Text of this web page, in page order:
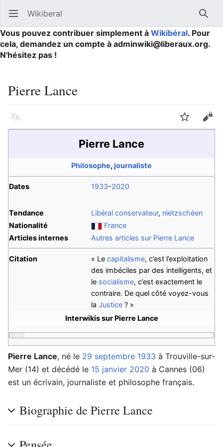
Ouvrir le menu principal Wikiberal
Vous pouvez contribuer simplement à Wikibéral. Pour
cela, demandez un compte à adminwiki@liberaux.org.
N'hésitez pas !
Pierre Lance
Langue Suivre
Pierre Lance
Philosophe, journaliste
Dates 1933-2020
Tendance Libéral conservateur, nietzschéen
Nationalité
France
Articles internes
Autres articles sur Pierre Lance
Citation « Le capitalisme, c’est l’exploitation
des imbéciles par des intelligents, et
le socialisme, c’est exactement le
contraire. De quel côté voyez-vous
la Justice ? »
Interwikis sur Pierre Lance
Pierre Lance, né le 29 septembre 1933 à Trouville-sur-
Mer (14) et décédé le 15 janvier 2020 à Cannes (06)
est un écrivain, journaliste et philosophe français.
Biographie de Pierre Lance